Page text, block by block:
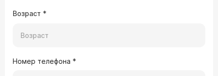
Возраст *
Номер телефона *